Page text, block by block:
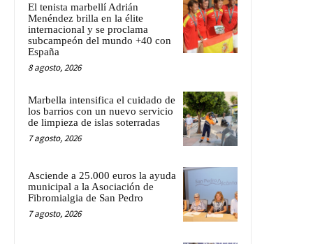
El tenista marbellí Adrián
Menéndez brilla en la élite
internacional y se proclama
subcampeón del mundo +40 con
España
8 agosto, 2026
Marbella intensifica el cuidado de
los barrios con un nuevo servicio
de limpieza de islas soterradas
7 agosto, 2026
Asciende a 25.000 euros la ayuda
municipal a la Asociación de
Fibromialgia de San Pedro
7 agosto, 2026